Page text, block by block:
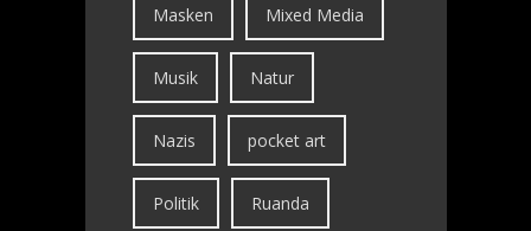
Masken Mixed Media
Musik Natur
Nazis pocket art
Politik Ruanda